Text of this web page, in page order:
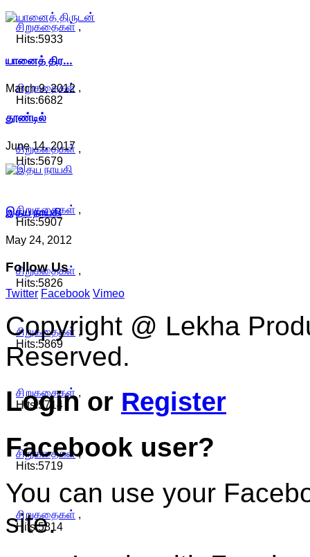
சிறுகதைகள்,
Hits:5933
சிறுகதைகள் ,
Hits:6682
சிறுகதைகள் ,
Hits:5679
சிறுகதைகள் ,
Hits:5907
சிறுகதைகள் ,
Hits:5826
சிறுகதைகள் ,
Hits:5869
சிறுகதைகள் ,
Hits:5714
சிறுகதைகள்,
Hits:5719
சிறுகதைகள் ,
Hits:5814
யானைத் திர…
March 9, 2012
தூண்டில்
June 14, 2017
இதய நாயகி
May 24, 2012
FollowUs
Twitter Facebook Vimeo
Copyright @ Lekha
Reserved.
Login or Register
Facebook user?
You can use your
site.